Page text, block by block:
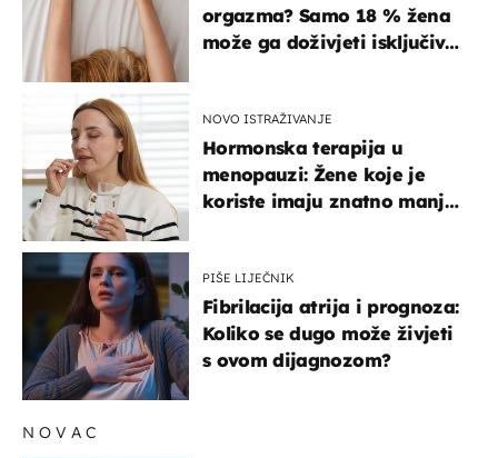
orgazma? Samo 18 % žena
može ga doživjeti isključivo
NOVO ISTRAŽIVANJE
Hormonska terapija u
menopauzi: Žene koje je
koriste imaju znatno manji
PIŠE LIJEČNIK
Fibrilacija atrija i prognoza:
Koliko se dugo može živjeti
s ovom dijagnozom?
NOVAC